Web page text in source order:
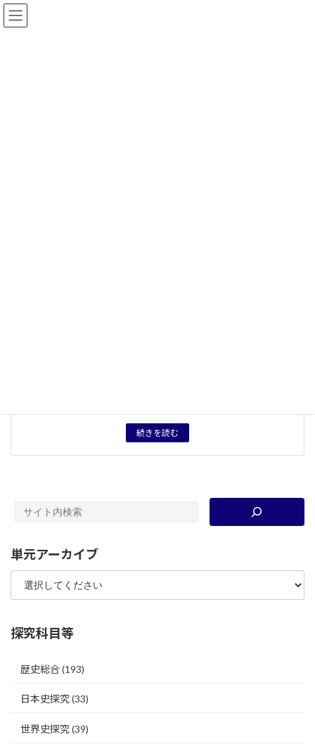
コ
ン
ナ
ビ
教材共有サイト2.0−高大連携歴史教育研究
続きを読む
単元アーカイブ
探究科目等
歴史総合(193)
日本史探究(33)
世界史探究(39)